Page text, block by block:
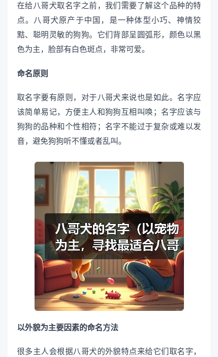
在给八哥犬取名字之前，我们需要了解这个品种的特
点。八哥犬原产于中国，是一种体型小巧、神情狡
黠、聪明灵敏的狗狗。它们背部呈圆弧形，颜色以黑
色为主，脸部有白色斑点，非常可爱。
命名原则
取名字要有原则，对于八哥犬来说也是如此。名字应
该简单易记，方便主人和狗狗互相叫唤；名字应该与
狗狗的品种和个性相符；名字不能过于复杂或难以发
音，避免狗狗听不懂或者乱叫。
以外貌为主要因素的命名方法
很多主人会根据八哥犬的外貌特点来给它们取名字，